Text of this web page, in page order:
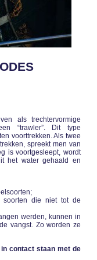
als trechtervormige
“trawler”. Dit type
voorttrekken. Als twee
spreekt men van
is voortgesleept, wordt
het water gehaald en
soorten die niet tot de
werden, kunnen in
vangst. Zo worden ze
contact staan met de